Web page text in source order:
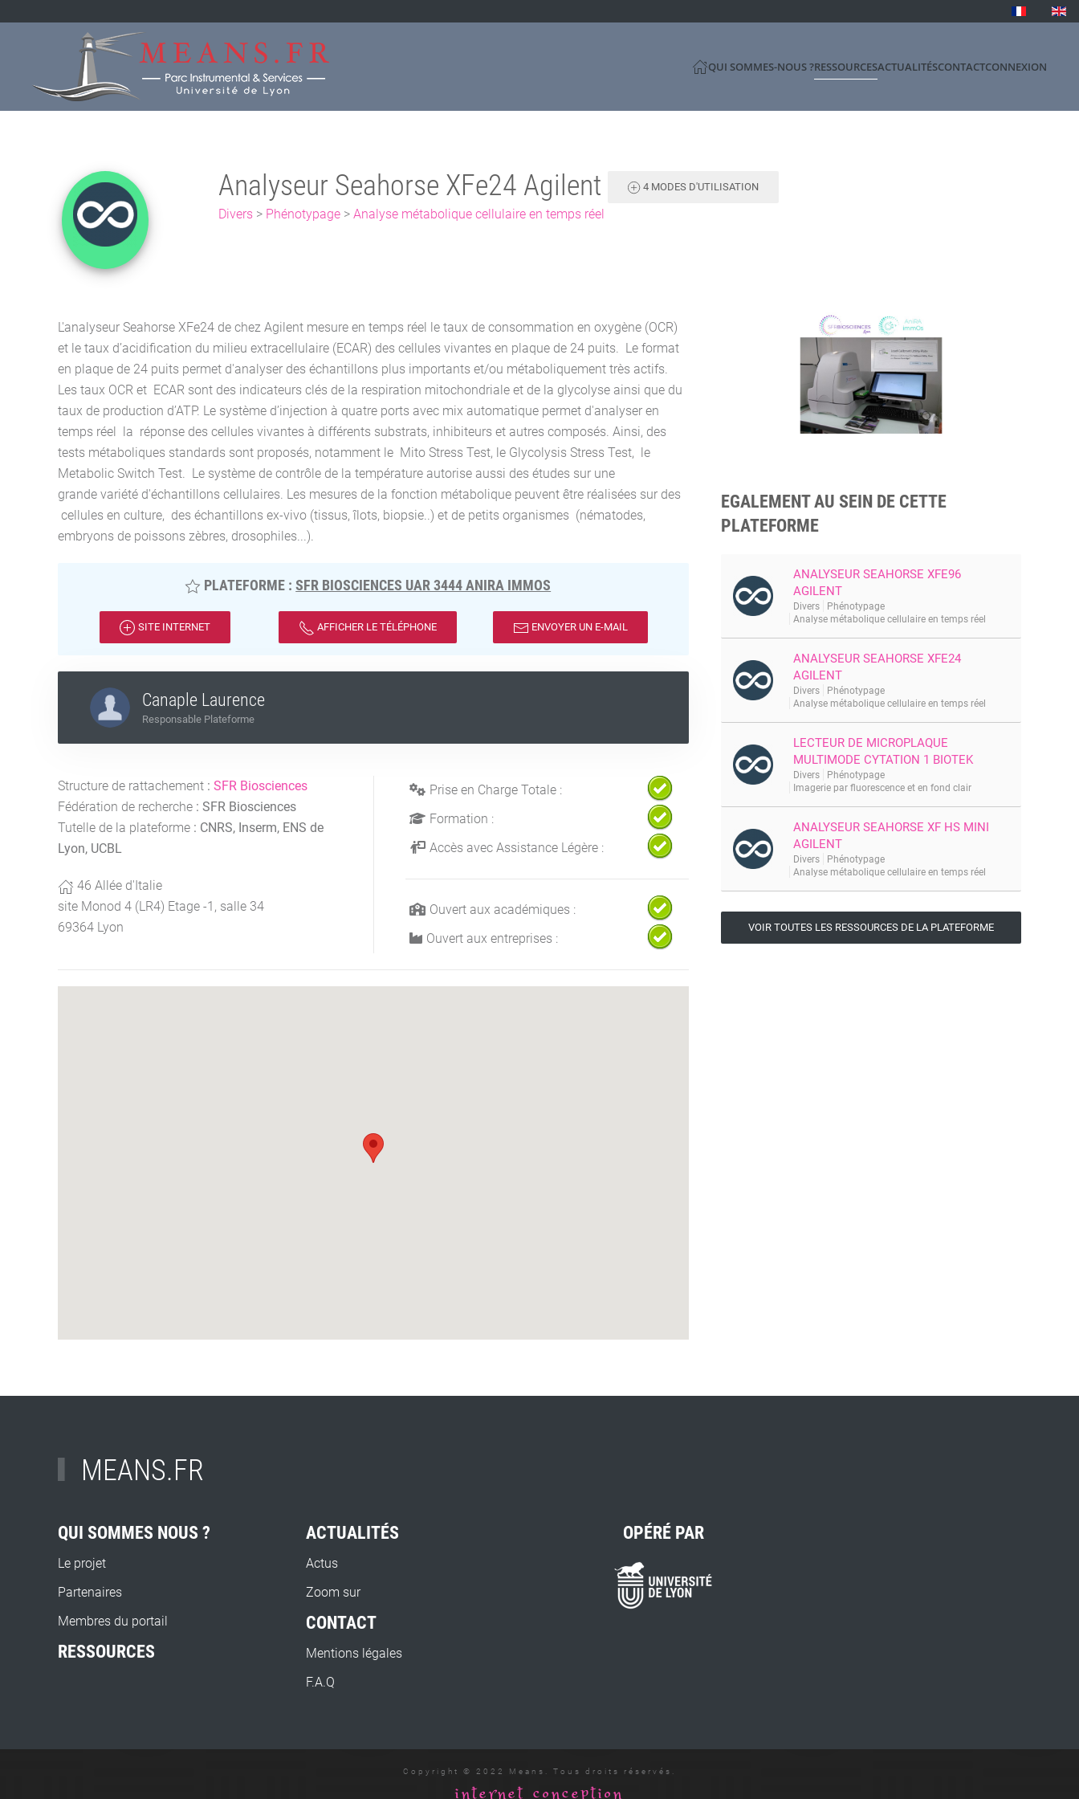
QUI SOMMES-NOUS ?RESSOURCESACTUALITÉSCONTACTCONNEXION
Analyseur Seahorse XFe24 Agilent 4 MODES D'UTILISATION
Divers> Phénotypage> Analyse métabolique cellulaire en temps réel
L'analyseur Seahorse XFe24 de chez Agilent mesure en temps réel le taux de consommation en oxygène (OCR)
et le taux d’acidification du milieu extracellulaire (ECAR) des cellules vivantes en plaque de 24 puits. Le format
en plaque de 24 puits permet d'analyser des échantillons plus importants et/ou métaboliquement très actifs.
Les taux OCR et ECAR sont des indicateurs clés de la respiration mitochondriale et de la glycolyse ainsi que du
taux de production d’ATP. Le système d’injection à quatre ports avec mix automatique permet d'analyser en
temps réel la réponse des cellules vivantes à différents substrats, inhibiteurs et autres composés. Ainsi, des
tests métaboliques standards sont proposés, notamment le Mito Stress Test, le Glycolysis Stress Test, le
Metabolic Switch Test. Le système de contrôle de la température autorise aussi des études sur une
grande variété d'échantillons cellulaires. Les mesures de la fonction métabolique peuvent être réalisées sur des
cellules en culture, des échantillons ex-vivo (tissus, îlots, biopsie..) et de petits organismes (nématodes,
embryons de poissons zèbres, drosophiles...).
PLATEFORME :SFR BIOSCIENCES UAR 3444 ANIRA IMMOS
SITE INTERNET AFFICHER LE TÉLÉPHONE ENVOYER UN E-MAIL
Canaple Laurence
Responsable Plateforme
Structure de rattachement : SFR Biosciences
Fédération de recherche : SFR Biosciences
Tutelle de la plateforme : CNRS, Inserm, ENS de
Lyon, UCBL
46 Allée d'Italie
site Monod 4 (LR4) Etage -1, salle 34
69364 Lyon
Prise en Charge Totale :
Formation :
Accès avec Assistance Légère :
Ouvert aux académiques :
Ouvert aux entreprises :
EGALEMENT AU SEIN DE CETTE
PLATEFORME
ANALYSEUR SEAHORSE XFE96
AGILENT
Divers
Phénotypage
Analyse métabolique cellulaire en temps réel
ANALYSEUR SEAHORSE XFE24
AGILENT
Divers
Phénotypage
Analyse métabolique cellulaire en temps réel
LECTEUR DE MICROPLAQUE
MULTIMODE CYTATION 1 BIOTEK
Divers
Phénotypage
Imagerie par fluorescence et en fond clair
ANALYSEUR SEAHORSE XF HS MINI
AGILENT
Divers
Phénotypage
Analyse métabolique cellulaire en temps réel
VOIR TOUTES LES RESSOURCES DE LA PLATEFORME
MEANS.FR
QUI SOMMES NOUS ?
Le projet
Partenaires
Membres du portail
RESSOURCES
ACTUALITÉS
Actus
Zoom sur
CONTACT
Mentions légales
F.A.Q
OPÉRÉ PAR
Copyright © 2022 Means. Tous droits réservés.